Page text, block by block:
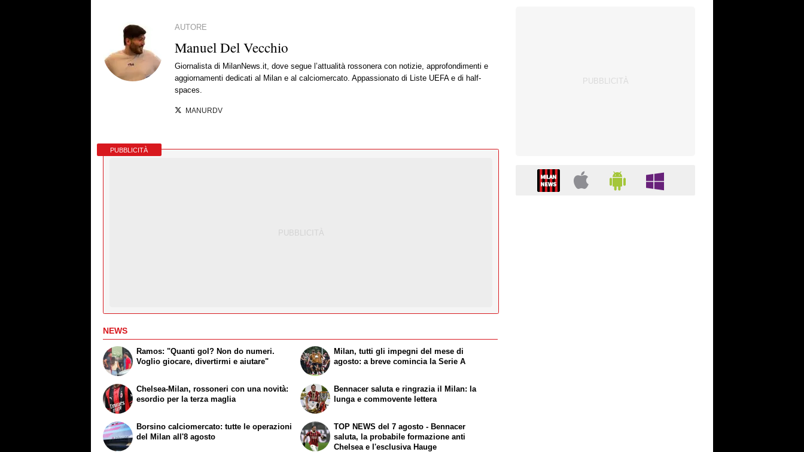
AUTORE
Manuel Del Vecchio
Giornalista di MilanNews.it, dove segue l’attualità rossonera con notizie, approfondimenti e
aggiornamenti dedicati al Milan e al calciomercato. Appassionato di Liste UEFA e di half-
spaces.
MANURDV
PUBBLICITÀ
NEWS
Ramos: "Quanti gol? Non do numeri.
Voglio giocare, divertirmi e aiutare"
Chelsea-Milan, rossoneri con una novità:
esordio per la terza maglia
Milan, tutti gli impegni del mese di
agosto: a breve comincia la Serie A
Bennacer saluta e ringrazia il Milan: la
lunga e commovente lettera
Borsino calciomercato: tutte le operazioni
del Milan all'8 agosto
TOP NEWS del 7 agosto - Bennacer
saluta, la probabile formazione anti
Chelsea e l'esclusiva Hauge